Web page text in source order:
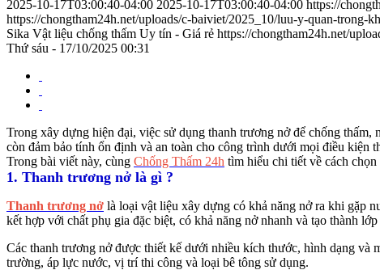
2025-10-17T03:00:40-04:00 2025-10-17T03:00:40-04:00 https://
https://chongtham24h.net/uploads/c-baiviet/2025_10/luu-y-quan-trong-
Sika Vật liệu chống thấm Uy tín - Giá rẻ https://chongtham24h.net/
Thứ sáu - 17/10/2025 00:31
Trong xây dựng hiện đại, việc sử dụng thanh trương nở để chống
còn đảm bảo tính ổn định và an toàn cho công trình dưới mọi điều kiện
Trong bài viết này, cùng Chống Thấm 24h tìm hiểu chi tiết về cách
1. Thanh trương nở là gì ?
Thanh trương nở là loại vật liệu xây dựng có khả năng nở ra khi gặp
kết hợp với chất phụ gia đặc biệt, có khả năng nở nhanh và tạo thành
Các thanh trương nở được thiết kế dưới nhiều kích thước, hình dạng
trường, áp lực nước, vị trí thi công và loại bê tông sử dụng.